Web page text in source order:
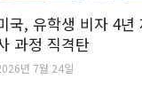
국, 유학생 비자 4년
과정 직격탄
년 7월 24일